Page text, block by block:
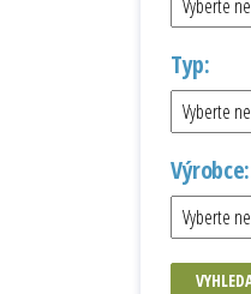
Typ:
Výrobce: